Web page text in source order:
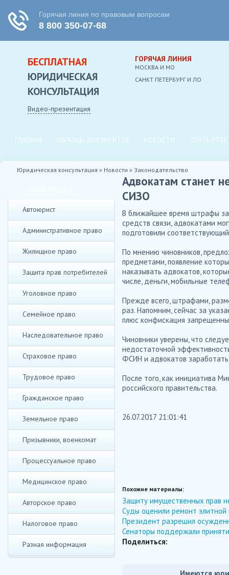
БЕСПЛАТНАЯ
ЮРИДИЧЕСКАЯ
КОНСУЛЬТАЦИЯ
Видео-презентация
ГОРЯЧАЯ ЛИНИЯ
МОСКВА И МО
CАНКТ ПЕТЕРБУРГ И ЛО
ГЛАВНАЯ ОБРАЗЦЫ ДОКУМЕНТОВ НОВОСТИ ЛЕНТА
Юридическая консультация » Новости » Законодательство
Автоюрист
Административное право
Жилищное право
Защита прав потребителей
Уголовное право
Семейное право
Наследовательное право
Страховое право
Трудовое право
Гражданское право
Земельное право
Призывники, военкомат
Процессуальное право
Медицинское право
Авторское право
Налоговое право
Разная информация
Адвокатам станет
СИЗО
В ближайшее время штрафы
средств связи, адвокатами
подготовили
По мнению чиновников,
предметами, появление
наказывать адвокатов,
числе, деньги, мобильные
Прежде всего, штрафами,
раз. Напомним, сейчас за
плюс конфискация
Чиновники уверены, что
недостаточной
ФСИН и адвокатов
После того, как инициатива
российского правительства.
26.07.2017 21:01:41
Похожие материалы:
Защиту имущественных прав
Суды оценили ремонт
Президент разрешил
Сенаторы поддержали
Поделиться: